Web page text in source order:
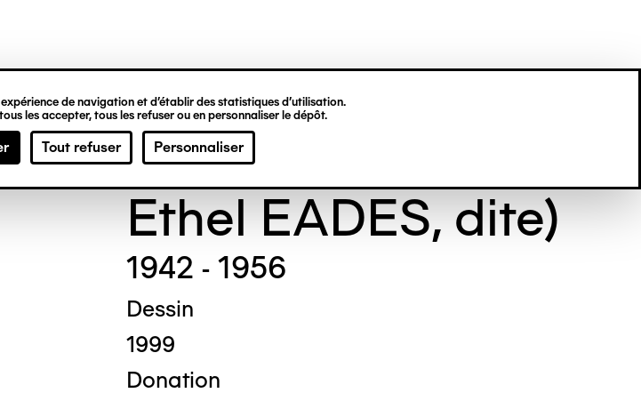
de navigation et d’établir des statistiques d’utilisation.
les accepter, tous les refuser ou en personnaliser le dépôt.
Tout refuser Personnaliser
Madge GILL (Maude
Ethel EADES, dite)
1942 - 1956
Dessin
1999
Donation